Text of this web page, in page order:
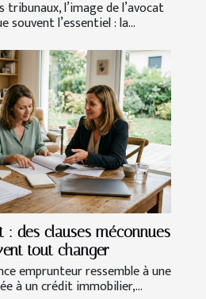
tribunaux, l’image de l’avocat
souvent l’essentiel : la...
: des clauses méconnues
tout changer
emprunteur ressemble à une
à un crédit immobilier,...